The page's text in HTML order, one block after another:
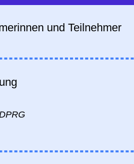
und Teilnehmer